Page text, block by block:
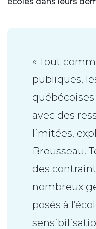
« Tout
publiques,
avec des
limitées,
Brousseau.
des
nombreux
posés à